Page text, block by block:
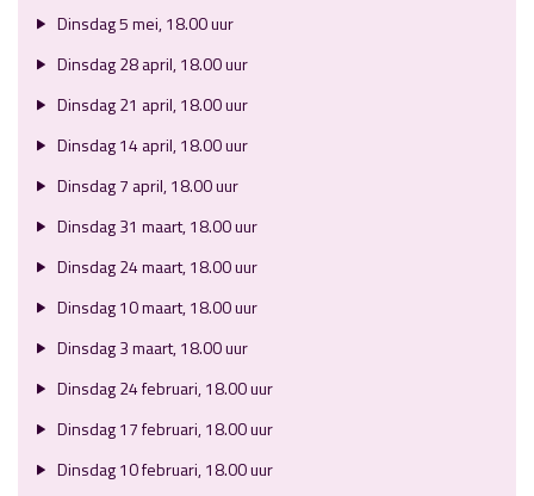
Dinsdag 5 mei, 18.00 uur
Dinsdag 28 april, 18.00 uur
Dinsdag 21 april, 18.00 uur
Dinsdag 14 april, 18.00 uur
Dinsdag 7 april, 18.00 uur
Dinsdag 31 maart, 18.00 uur
Dinsdag 24 maart, 18.00 uur
Dinsdag 10 maart, 18.00 uur
Dinsdag 3 maart, 18.00 uur
Dinsdag 24 februari, 18.00 uur
Dinsdag 17 februari, 18.00 uur
Dinsdag 10 februari, 18.00 uur